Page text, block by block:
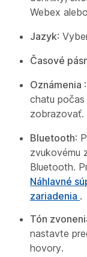
Webex
Jazyk:
Časové
Oznámenia
chatu
zobrazovať.
Bluetooth:
zvukovému
Bluetooth.
Náhlavné
zariadenia .
Tón
nastavte
hovory.